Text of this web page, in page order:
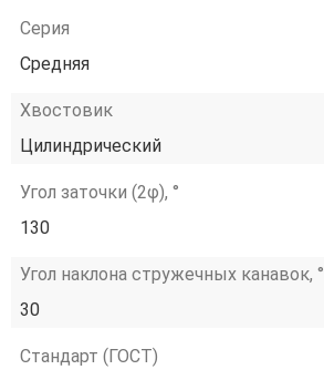
Серия
Средняя
Хвостовик
Цилиндрический
Угол заточки (2φ), °
130
Угол наклона стружечных канавок, °
30
Стандарт (ГОСТ)